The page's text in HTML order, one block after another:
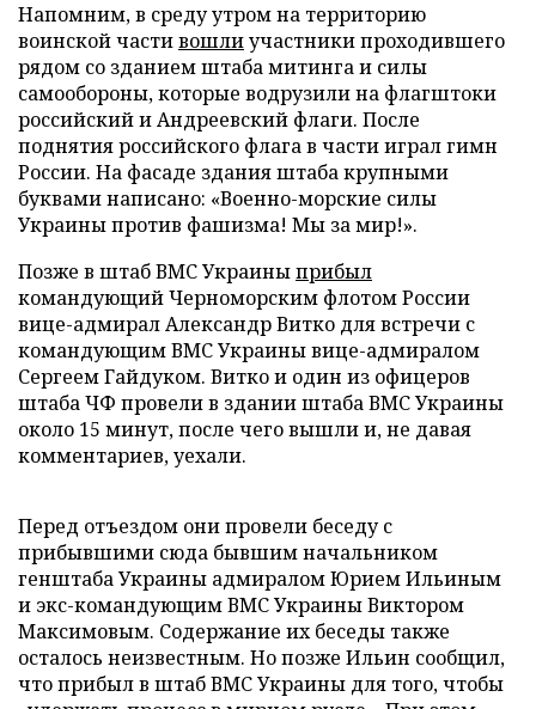
Напомним, в среду утром на территорию
воинской частивошлиучастники проходившего
рядом со зданием штаба митинга и силы
самообороны, которые водрузили на флагштоки
российский и Андреевский флаги. После
поднятия российского флага в части играл гимн
России. На фасаде здания штаба крупными
буквами написано: «Военно-морские силы
Украины против фашизма! Мы за мир!».
Позже в штаб ВМС Украиныприбыл
командующий Черноморским флотом России
вице-адмирал Александр Витко для встречи с
командующим ВМС Украины вице-адмиралом
Сергеем Гайдуком. Витко и один из офицеров
штаба ЧФ провели в здании штаба ВМС Украины
около 15 минут, после чего вышли и, не давая
комментариев, уехали.
Перед отъездом они провели беседу с
прибывшими сюда бывшим начальником
генштаба Украины адмиралом Юрием Ильиным
и экс-командующим ВМС Украины Виктором
Максимовым. Содержание их беседы также
осталось неизвестным. Но позже Ильин сообщил,
что прибыл в штаб ВМС Украины для того, чтобы